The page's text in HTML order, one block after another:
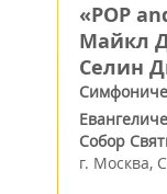
«POP
Майкл
Селин
Собор
г. Москва,